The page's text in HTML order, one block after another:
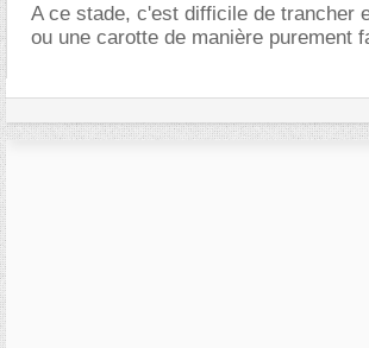
A ce stade, c'est difficile de trancher
ou une carotte de manière purement